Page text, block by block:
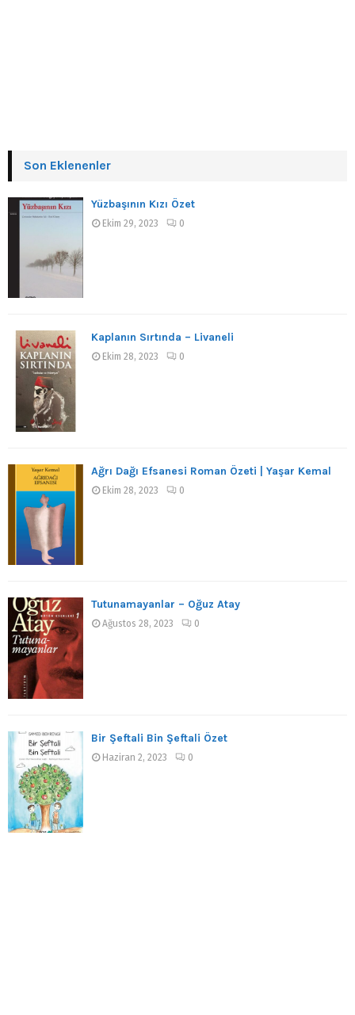
Son Eklenenler
Yüzbaşının Kızı Özet
Ekim 29, 2023 0
Kaplanın Sırtında – Livaneli
Ekim 28, 2023 0
Ağrı Dağı Efsanesi Roman Özeti | Yaşar Kemal
Ekim 28, 2023 0
Tutunamayanlar – Oğuz Atay
Ağustos 28, 2023 0
Bir Şeftali Bin Şeftali Özet
Haziran 2, 2023 0